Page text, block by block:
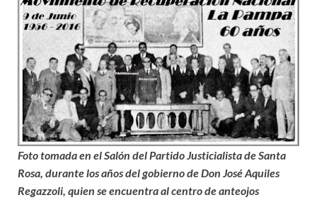
Foto tomada en el Salón del Partido Justicialista de Santa
Rosa, durante los años del gobierno de Don José Aquiles
Regazzoli, quien se encuentra al centro de anteojos